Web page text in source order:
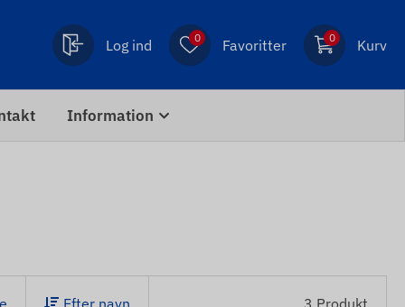
Log ind 0 Favoritter 0 Kurv
Information
Efter navn 3 Produkt